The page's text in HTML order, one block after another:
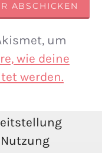
um
wie deine
werden.